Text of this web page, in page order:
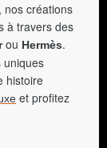
nos créations
à travers des
ou Hermès.
uniques
histoire
et profitez